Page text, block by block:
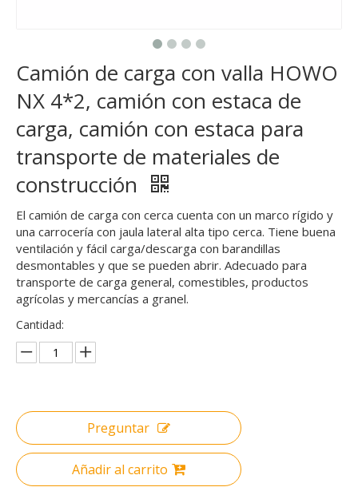
Camión de carga con valla HOWO
NX 4*2, camión con estaca de
carga, camión con estaca para
transporte de materiales de
construcción
El camión de carga con cerca cuenta con un marco rígido y
una carrocería con jaula lateral alta tipo cerca. Tiene buena
ventilación y fácil carga/descarga con barandillas
desmontables y que se pueden abrir. Adecuado para
transporte de carga general, comestibles, productos
agrícolas y mercancías a granel.
Cantidad:
Preguntar
Añadir al carrito